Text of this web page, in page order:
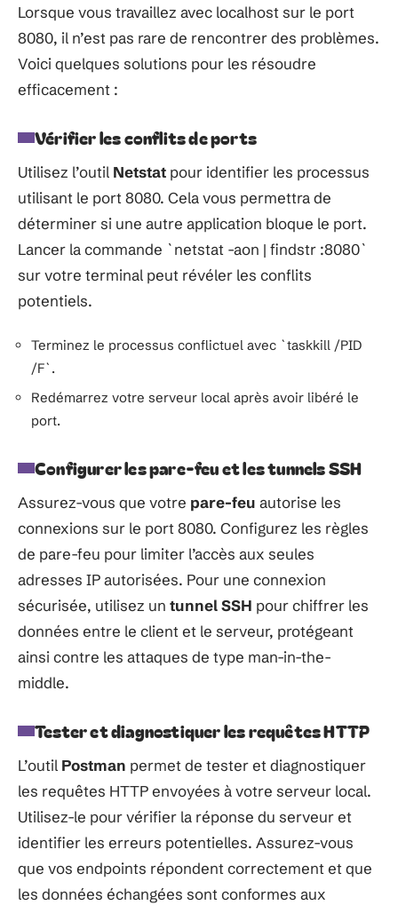
Lorsque vous travaillez avec localhost sur le port
8080, il n’est pas rare de rencontrer des problèmes.
Voici quelques solutions pour les résoudre
efficacement :
Vérifier les conflits de ports
Utilisez l’outil Netstat pour identifier les processus
utilisant le port 8080. Cela vous permettra de
déterminer si une autre application bloque le port.
Lancer la commande `netstat -aon | findstr :8080`
sur votre terminal peut révéler les conflits
potentiels.
Terminez le processus conflictuel avec `taskkill /PID
/F`.
Redémarrez votre serveur local après avoir libéré le
port.
Configurer les pare-feu et les tunnels SSH
Assurez-vous que votre pare-feu autorise les
connexions sur le port 8080. Configurez les règles
de pare-feu pour limiter l’accès aux seules
adresses IP autorisées. Pour une connexion
sécurisée, utilisez un tunnel SSH pour chiffrer les
données entre le client et le serveur, protégeant
ainsi contre les attaques de type man-in-the-
middle.
Tester et diagnostiquer les requêtes HTTP
L’outil Postman permet de tester et diagnostiquer
les requêtes HTTP envoyées à votre serveur local.
Utilisez-le pour vérifier la réponse du serveur et
identifier les erreurs potentielles. Assurez-vous
que vos endpoints répondent correctement et que
les données échangées sont conformes aux